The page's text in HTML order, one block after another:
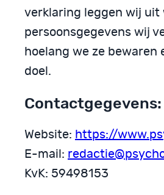
verklaring leggen wij uit
persoons­gegevens wij
hoelang we ze bewaren
doel.
Contactgegevens:
Website: https://
E-mail:
KvK: 59498153